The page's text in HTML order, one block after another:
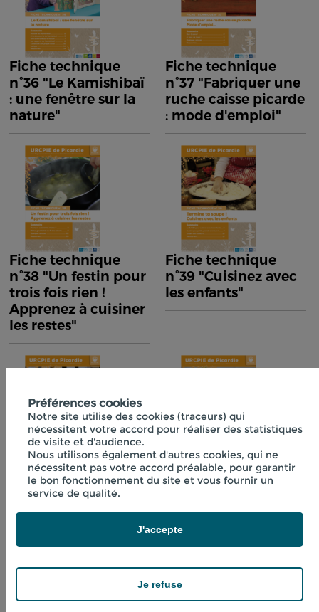
Fiche technique
n°36 "Le Kamishibaï
: une fenêtre sur la
nature"
Fiche technique
n°37 "Fabriquer une
ruche caisse picarde
: mode d'emploi"
Fiche technique
n°38 "Un festin pour
trois fois rien !
Apprenez à cuisiner
les restes"
Fiche technique
n°39 "Cuisinez avec
les enfants"
Fiche technique
n°40 "Initiation à la
lactofermentation"
Fiche technique
n°41 "Boissons
Préférences cookies
Notre site utilise des cookies (traceurs) qui
nécessitent votre accord pour réaliser des statistiques
de visite et d'audience.
Nous utilisons également d'autres cookies, qui ne
nécessitent pas votre accord préalable, pour garantir
le bon fonctionnement du site et vous fournir un
service de qualité.
Je refuse
J'accepte